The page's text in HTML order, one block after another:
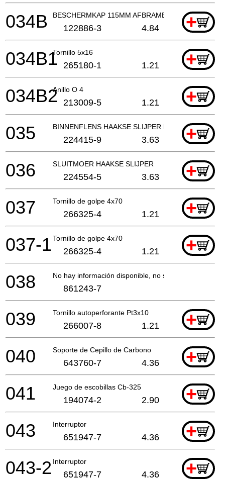
BESCHERMKAP 115MM AFBRAMEN EN SCHUREN
+
034B 122886-3 4.84
Tornillo 5x16 +
034B1 265180-1 1.21
Anillo O 4 +
034B2 213009-5 1.21
BINNENFLENS HAAKSE SLIJPER EN +
035 224415-9 3.63
SLUITMOER HAAKSE SLIJPER +
036 224554-5 3.63
Tornillo de golpe 4x70 +
037 266325-4 1.21
Tornillo de golpe 4x70 +
037-1 266325-4 1.21
No hay información disponible, no se puede pedir
038 861243-7
Tornillo autoperforante Pt3x10 +
039 266007-8 1.21
Soporte de Cepillo de Carbono +
040 643760-7 4.36
Juego de escobillas Cb-325 +
041 194074-2 2.90
Interruptor +
043 651947-7 4.36
Interruptor +
043-2 651947-7 4.36